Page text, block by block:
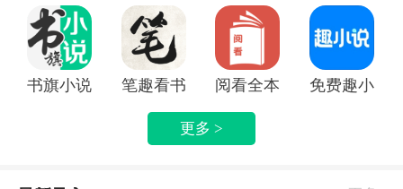
书旗小说APP笔趣看书小说app阅看全本免费小说APP
免费趣小说
更多 >